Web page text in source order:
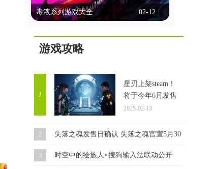
情互动类游戏，一起来看看吧！
可以通过匹配系统或邀请好友进行对战。
它们以逼真的物理效果和多种游戏模式著
戏通常具备聊天功能，方便玩家交流，部
分还提供排行榜和成就系统，增加竞技性
和趣味性。这里锚点网小编为大家带来多
看看吧！
毒液系列游戏大全
02-12
毒液游戏集锦，汇聚了众多热门精彩的毒
可以根据自己的喜好选择不同的技能，一
路闯关斩将，完成每个任务都将让你获得
成长。同时，你还要与邪恶力量进行对
抗，确保自己能够顺利存活，迎接接下来
立即查看
游戏攻略
1
星刃上架steam！
将于今年6月发售
2025-02-13
2 失落之魂发售日确认 失落之魂官宣5月30日发售！
3 时空中的绘旅人×搜狗输入法联动公开